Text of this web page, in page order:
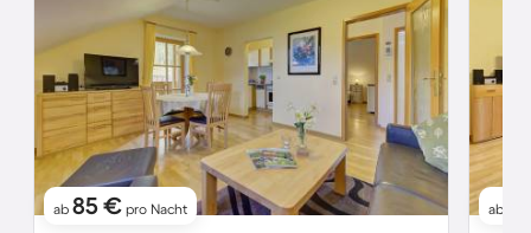
ab 85 € pro Nacht ab